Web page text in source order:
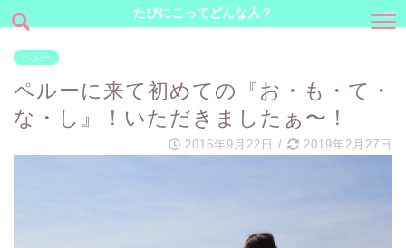
たびにこってどんな人？
ペルー
ペルーに来て初めての『お・も・て・
な・し』！いただきましたぁ〜！
2016年9月22日 / 2019年2月27日